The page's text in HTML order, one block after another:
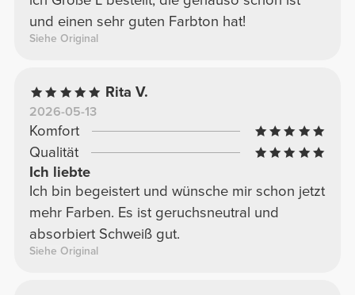
und einen sehr guten Farbton hat!
Siehe Original
Rita V.
2026-05-13
Komfort
Qualität
Ich liebte
Ich bin begeistert und wünsche mir schon jetzt
mehr Farben. Es ist geruchsneutral und
absorbiert Schweiß gut.
Siehe Original